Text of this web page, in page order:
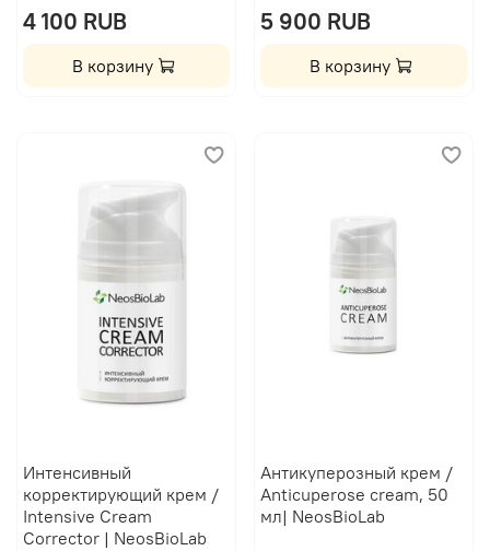
4 100 RUB
В корзину
5 900 RUB
В корзину
Интенсивный
корректирующий крем /
Intensive Cream
Corrector | NeosBioLab
Антикуперозный крем /
Anticuperose cream, 50
мл| NeosBioLab